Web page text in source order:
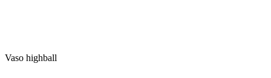
Vaso highball